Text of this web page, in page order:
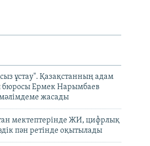
ұстау". Қазақстанның адам
бюросы Ермек Нарымбаев
жасады
мектептерінде ЖИ, цифрлық
пән ретінде оқытылады